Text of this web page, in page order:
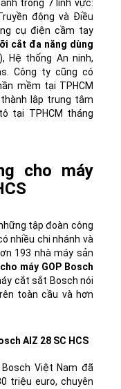
trong 7 lĩnh vực:
động và Điều
cụ điện cầm tay
cắt đa năng dùng
Hệ thống An ninh,
Công ty cũng có
mềm tại TPHCM
lập trung tâm
tại TPHCM tháng
cho máy
tập đoàn công
nhiều chi nhánh và
193 nhà máy sản
máy GOP Bosch
cắt sắt Bosch nói
toàn cầu và hơn
AIZ 28 SC HCS
Bosch Việt Nam đã
triệu euro, chuyên